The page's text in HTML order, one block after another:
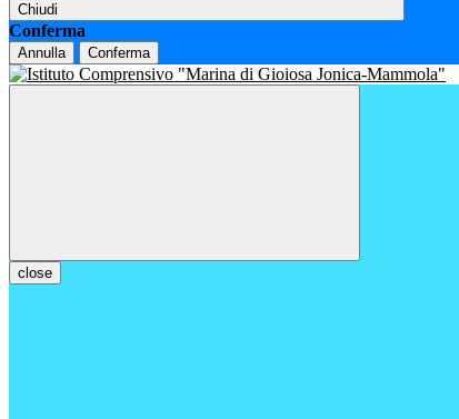
Chiudi
Conferma
Annulla Conferma
close